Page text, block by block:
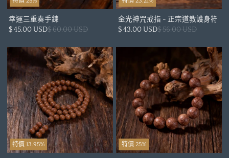
幸運三重奏手鍊
$ 45.00 USD$ 60.00 USD
金光神咒戒指 - 正宗道教護身符
$ 43.00 USD$ 56.00 USD
特價 13.95% 特價 25%